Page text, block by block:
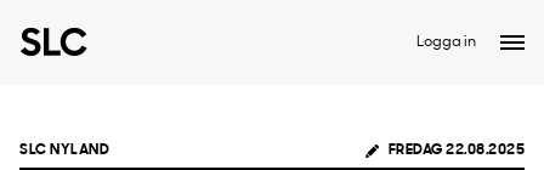
Logga in
SLC NYLAND FREDAG 22.08.2025